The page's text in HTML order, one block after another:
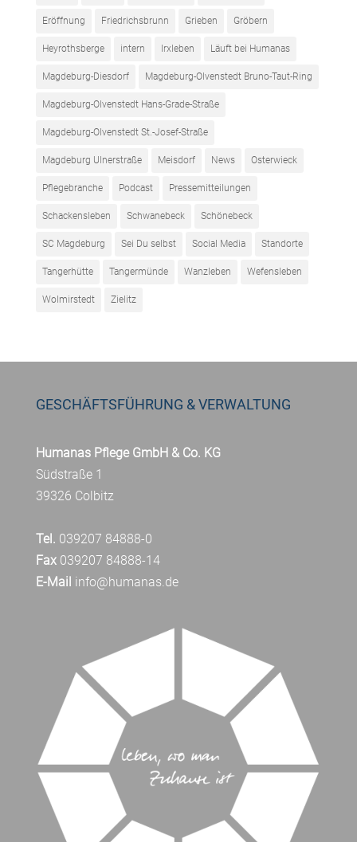
Eröffnung Friedrichsbrunn Grieben Gröbern
Heyrothsberge intern Irxleben Läuft bei Humanas
Magdeburg-Diesdorf Magdeburg-Olvenstedt Bruno-Taut-Ring
Magdeburg-Olvenstedt Hans-Grade-Straße
Magdeburg-Olvenstedt St.-Josef-Straße
Magdeburg Ulnerstraße Meisdorf News Osterwieck
Pflegebranche Podcast Pressemitteilungen
Schackensleben Schwanebeck Schönebeck
SC Magdeburg Sei Du selbst Social Media Standorte
Tangerhütte Tangermünde Wanzleben Wefensleben
Wolmirstedt Zielitz
GESCHÄFTSFÜHRUNG & VERWALTUNG
Humanas Pflege GmbH & Co. KG
Südstraße 1
39326 Colbitz
Tel. 039207 84888-0
Fax039207 84888-14
E-Mail info@humanas.de